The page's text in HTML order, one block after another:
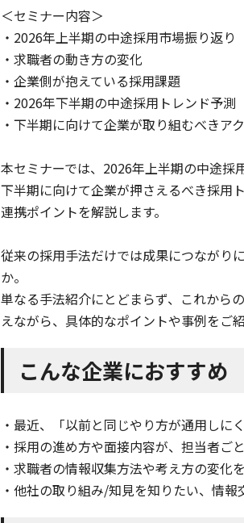
＜セミナー内容＞
・2026年上半期の中途採用市場振り返り
・求職者の動き方の変化
・企業側が抱えている採用課題
・2026年下半期の中途採用トレンド予測
・下半期に向けて企業が取り組むべきア
本セミナーでは、2026年上半期の中途採
下半期に向けて企業が押さえるべき採用
連携ポイントを解説します。
従来の採用手法だけでは成果につながり
か。
単なる手法紹介にとどまらず、これから
えながら、具体的なポイントや事例をご紹
こんな企業におすすめ
・最近、「以前と同じやり方が通用しに
・採用の進め方や面接内容が、担当者ご
・求職者の情報収集方法や考え方の変化
・他社の取り組み/知見を知りたい、情